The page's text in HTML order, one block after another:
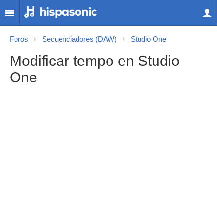
Foros Secuenciadores (DAW) Studio One
Modificar tempo en Studio
One